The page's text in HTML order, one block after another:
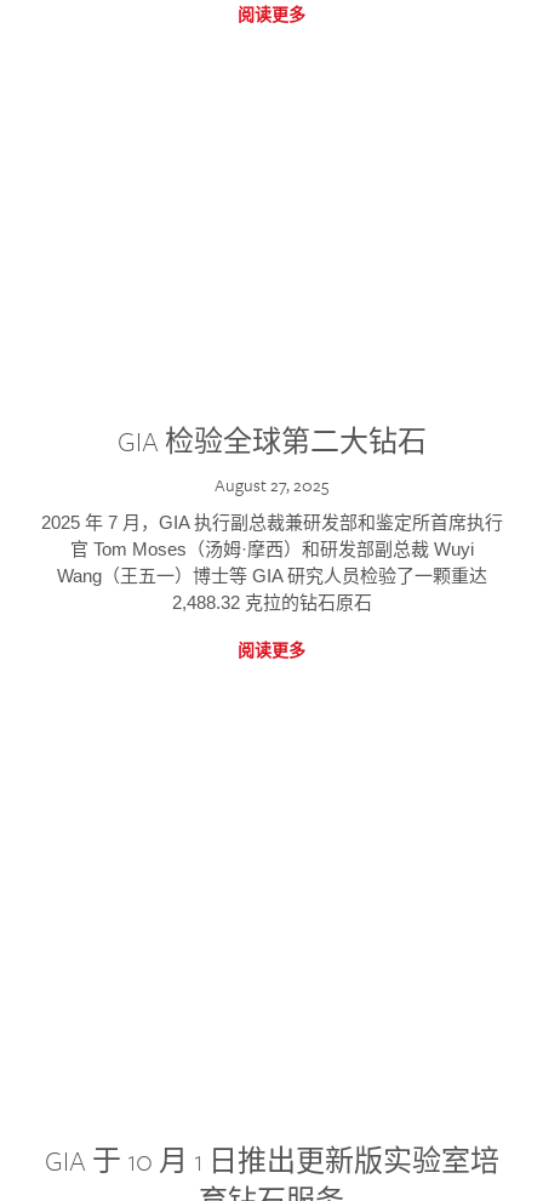
阅读更多
GIA 检验全球第二大钻石
August 27, 2025
2025 年 7 月，GIA 执行副总裁兼研发部和鉴定所首席执行
官 Tom Moses（汤姆·摩西）和研发部副总裁 Wuyi
Wang（王五一）博士等 GIA 研究人员检验了一颗重达
2,488.32 克拉的钻石原石
阅读更多
GIA 于 10 月 1 日推出更新版实验室培